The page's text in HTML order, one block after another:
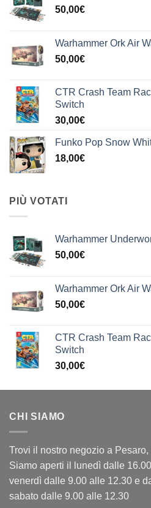
50,00€
Warhammer Ork Air
50,00€
CTR Crash Team
Switch
30,00€
Funko Pop Snow
18,00€
PIÙ VOTATI
Warhammer
50,00€
Warhammer Ork Air
50,00€
CTR Crash Team
Switch
30,00€
CHI SIAMO
Trovi il nostro negozio a
Siamo aperti il lunedì dalle
venerdì dalle 9.00 alle 12.30 e
sabato dalle 9.00 alle 12.30